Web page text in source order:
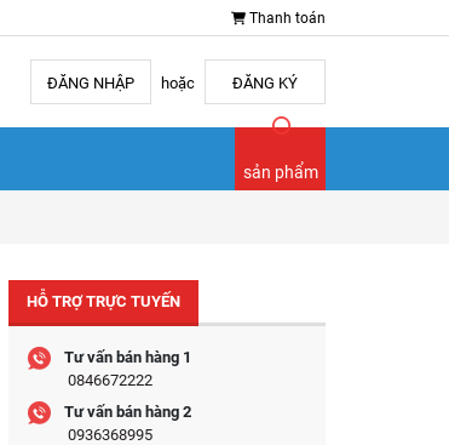
Thanh toán
ĐĂNG NHẬP hoặc ĐĂNG KÝ
sản phẩm
HỖ TRỢ TRỰC TUYẾN
Tư vấn bán hàng 1
0846672222
Tư vấn bán hàng 2
0936368995